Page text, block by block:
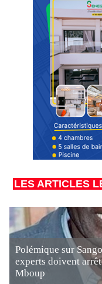
LES ARTICLES
Polémique sur
experts doivent
Mboup